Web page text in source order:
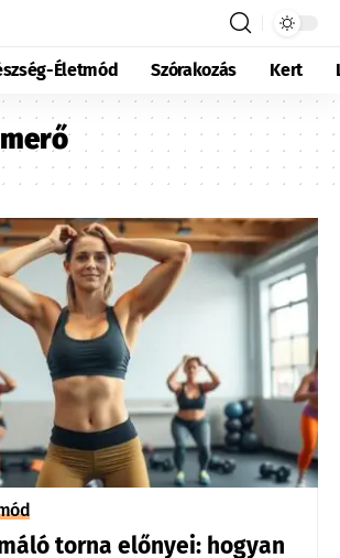
Életmód Szórakozás Kert
torna előnyei: hogyan